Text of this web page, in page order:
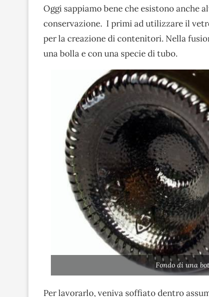
Oggi sappiamo bene che esistono anche
conservazione. I primi ad utilizzare il
per la creazione di contenitori. Nella
una bolla e con una specie di tubo.
Fondo di una
Per lavorarlo, veniva soffiato dentro